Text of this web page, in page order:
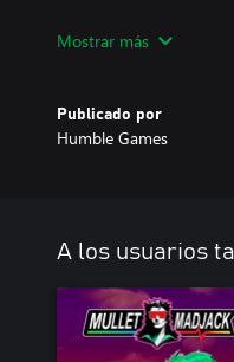
Siente la cólera de la
Lluvia roja
Salpica las paredes de
Niveles creados por la
Descubre nuevas
comunidad para
Masacre multijugador
Forma un equipo y
Mostrar más
Publicado por
Humble Games
A los usuarios